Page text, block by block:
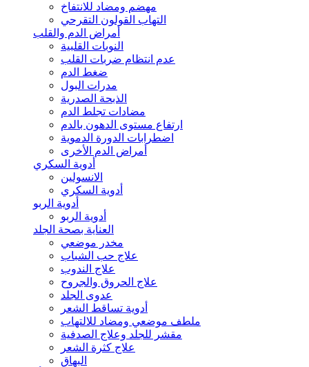
مهضم ومضاد للانتفاخ
التهاب القولون التقرحي
أمراض الدم والقلب
النوبات القلبية
عدم انتظام ضربات القلب
ضغط الدم
مدرات البول
الذبحة الصدرية
مضادات تجلط الدم
ارتفاع مستوى الدهون بالدم
اضطرابات الدورة الدموية
أمراض الدم الأخرى
أدوية السكري
الانسولين
أدوية السكري
أدوية الربو
أدوية الربو
العناية بصحة الجلد
مخدر موضعي
علاج حب الشباب
علاج الندوب
علاج الحروق والجروح
عدوى الجلد
أدوية تساقط الشعر
ملطف موضعي ومضاد للالتهاب
مقشر للجلد وعلاج الصدفية
علاج كثرة الشعر
البهاق